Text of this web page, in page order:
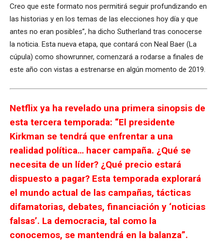
Creo que este formato nos permitirá seguir profundizando en
las historias y en los temas de las elecciones hoy día y que
antes no eran posibles”, ha dicho Sutherland tras conocerse
la noticia. Esta nueva etapa, que contará con Neal Baer (La
cúpula) como showrunner, comenzará a rodarse a finales de
este año con vistas a estrenarse en algún momento de 2019.
Netflix ya ha revelado una primera sinopsis de
esta tercera temporada: “El presidente
Kirkman se tendrá que enfrentar a una
realidad política… hacer campaña. ¿Qué se
necesita de un líder? ¿Qué precio estará
dispuesto a pagar? Esta temporada explorará
el mundo actual de las campañas, tácticas
difamatorias, debates, financiación y ‘noticias
falsas’. La democracia, tal como la
conocemos, se mantendrá en la balanza”.